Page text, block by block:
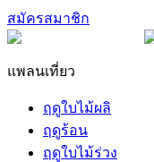
สมัครสมาชิก
แพลนเที่ยว
ฤดูใบไม้ผลิ
ฤดูร้อน
ฤดูใบไม้ร่วง